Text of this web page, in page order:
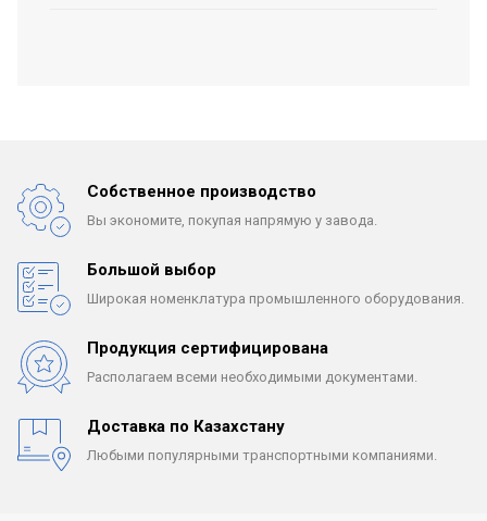
Собственное производство
Вы экономите, покупая напрямую у завода.
Большой выбор
Широкая номенклатура промышленного оборудования.
Продукция сертифицирована
Располагаем всеми необходимыми документами.
Доставка по Казахстану
Любыми популярными транспортными компаниями.